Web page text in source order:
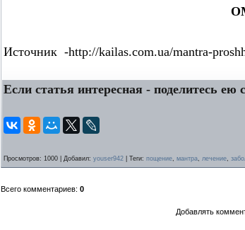
Источник -http://kailas.com.ua/mantra-
Если статья интересная - поделитесь ею
Просмотров: 1000 | Добавил: youser942 Теги: пощение, мантра, лечение,
Всего комментариев: 0
Добавлять